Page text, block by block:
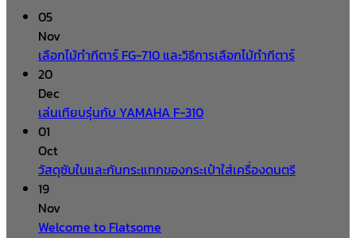
05
Nov
เลือกไม้ทำกีตาร์ FG-710 และวิธีการเลือกไม้ทำกีตาร์
20
Dec
เล่นเทียบรุ่นกับ YAMAHA F-310
01
Oct
วัสดุซับในและกันกระแทกของกระเป๋าใส่เครื่องดนตรี
19
Nov
Welcome to Flatsome